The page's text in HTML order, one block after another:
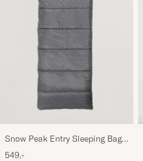
Snow Peak Entry Sleeping Bag
Grey
549,-